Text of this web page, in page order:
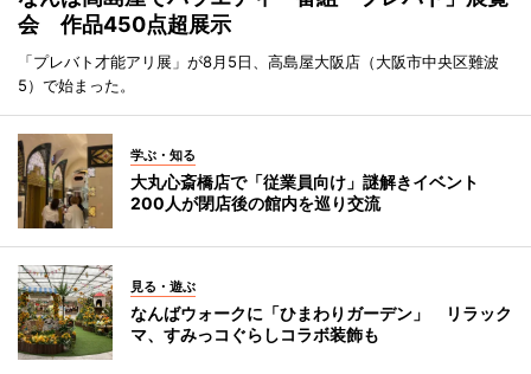
会 作品450点超展示
「プレバト才能アリ展」が8月5日、高島屋大阪店（大阪市中央区難波
5）で始まった。
学ぶ・知る
大丸心斎橋店で「従業員向け」謎解きイベント
200人が閉店後の館内を巡り交流
見る・遊ぶ
なんばウォークに「ひまわりガーデン」 リラック
マ、すみっコぐらしコラボ装飾も